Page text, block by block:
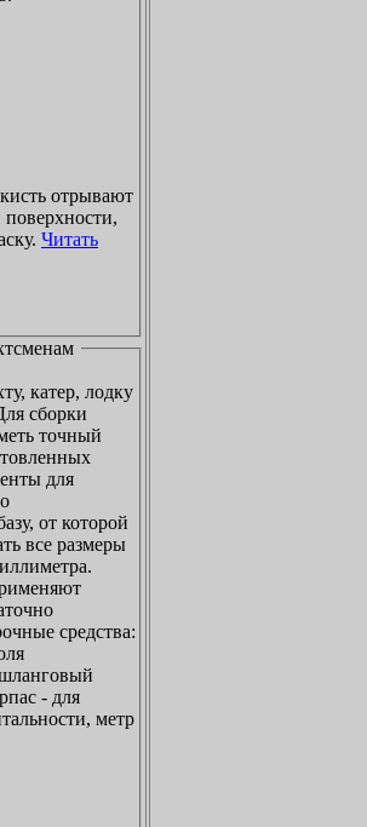
отрывают
Читать
катер, лодку
сборки
точный
для
которой
все размеры
метр